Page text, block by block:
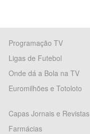
Programação TV
Ligas de Futebol
Onde dá a Bola na TV
Euromilhões e Totoloto
Capas Jornais e Revistas
Farmácias